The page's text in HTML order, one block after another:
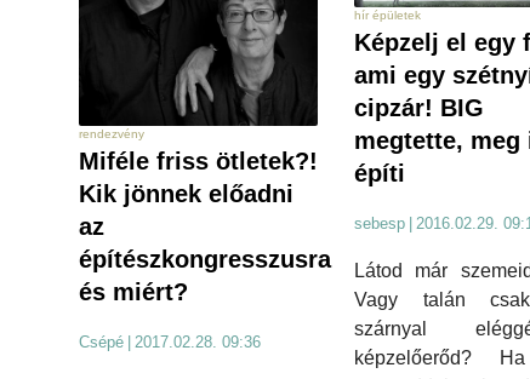
rendezvény
Miféle friss ötletek?!
Kik jönnek előadni
az
építészkongresszusra
és miért?
Csépé 2017.02.28. 09:36
hír épületek
Képzelj el egy
ami egy
cipzár! BIG
megtette, meg
építi
sebesp 2016.02.29.
Látod már
Vagy talán
szárnyal
képzelőerőd?